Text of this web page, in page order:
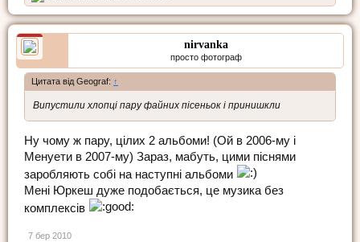
nirvanka
просто фотограф
Цитата від Geograf: ↑
Випустили хлопці пару файних пісеньок і принишкли
Ну чому ж пару, цілих 2 альбоми! (Ой в 2006-му і
Менуети в 2007-му) Зараз, мабуть, цими піснями
заробляють собі на наступні альбоми
Мені Юркеш дуже подобається, це музика без
комплексів
7 бер 2010